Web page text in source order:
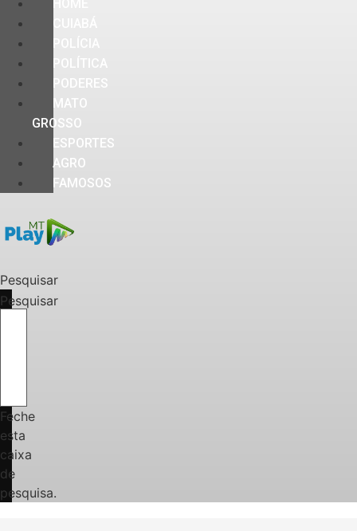
PODERES
MATO
GROSSO
ESPORTES
AGRO
FAMOSOS
Pesquisar
Pesquisar
Feche
esta
caixa
de
pesquisa.